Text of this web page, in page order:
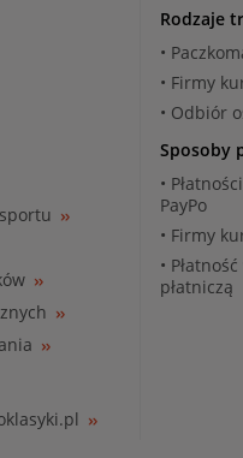
Rodzaje
•
• Firmy
• Odbiór
Sposoby
•
PayPo
• Firmy
•
płatniczą